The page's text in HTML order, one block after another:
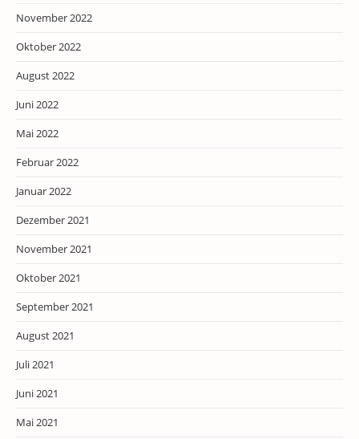
November 2022
Oktober 2022
August 2022
Juni 2022
Mai 2022
Februar 2022
Januar 2022
Dezember 2021
November 2021
Oktober 2021
September 2021
August 2021
Juli 2021
Juni 2021
Mai 2021